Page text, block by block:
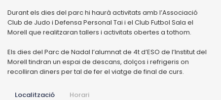
Durant els dies del parc hi haurà activitats amb l’Associació
Club de Judo i Defensa Personal Tai i el Club Futbol Sala el
Morell que realitzaran tallers i activitats obertes a tothom.
Els dies del Parc de Nadal l’alumnat de 4t d’ESO de l’Institut del
Morell tindran un espai de descans, dolços i refrigeris on
recolliran diners per tal de fer el viatge de final de curs.
Localització Horari